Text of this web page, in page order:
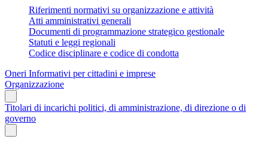
Riferimenti normativi su organizzazione e attività
Atti amministrativi generali
Documenti di programmazione strategico gestionale
Statuti e leggi regionali
Codice disciplinare e codice di condotta
Oneri Informativi per cittadini e imprese
Organizzazione
Titolari di incarichi politici, di amministrazione, di direzione o di
governo